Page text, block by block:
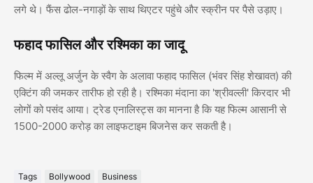
लगे थे। फैंस ढोल-नगाड़ों के साथ थिएटर पहुंचे और स्क्रीन पर पैसे उड़ाए।
फहाद फासिल और रश्मिका का जादू
फिल्म में अल्लू अर्जुन के स्वैग के अलावा फहाद फासिल (भंवर सिंह शेखावत) की
एक्टिंग की जमकर तारीफ हो रही है। रश्मिका मंदाना का 'श्रीवल्ली' किरदार भी
लोगों को पसंद आया। ट्रेड एनालिस्ट्स का मानना है कि यह फिल्म आसानी से
1500-2000 करोड़ का लाइफटाइम बिजनेस कर सकती है।
Tags Bollywood Business